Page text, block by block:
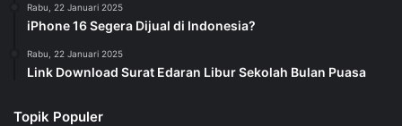
Rabu, 22 Januari 2025
iPhone 16 Segera Dijual di Indonesia?
Rabu, 22 Januari 2025
Link Download Surat Edaran Libur Sekolah Bulan Puasa
Topik Populer